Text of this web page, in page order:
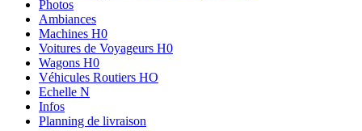
Photos
Ambiances
Machines H0
Voitures de Voyageurs H0
Wagons H0
Véhicules Routiers HO
Echelle N
Infos
Planning de livraison